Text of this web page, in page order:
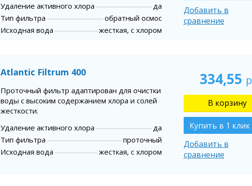
Удаление активного хлора
да
Тип фильтра
обратный осмос
Исходная вода
жесткая, с хлором
Добавить в
сравнение
Atlantic Filtrum 400
Проточный фильтр адаптирован для очистки
воды с высоким содержанием хлора и солей
жесткости.
Удаление активного хлора
да
Тип фильтра
проточный
Исходная вода
жесткая, с хлором
334,55
Купить в 1 клик
Добавить в
сравнение